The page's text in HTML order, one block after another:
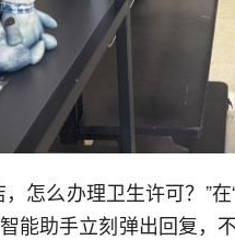
怎么办理卫生许可？”
能助手立刻弹出回复，